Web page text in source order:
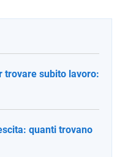
trovare subito lavoro:
quanti trovano